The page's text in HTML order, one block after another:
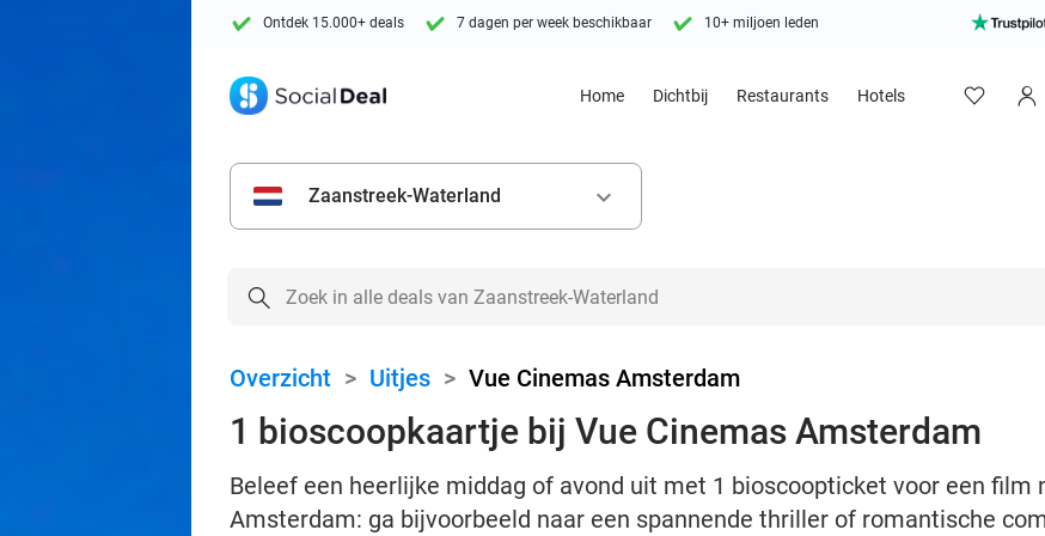
Ontdek 15.000+ deals 7 dagen per week beschikbaar 10+ miljoen leden
Home Dichtbij Restaurants Hotels
Zaanstreek-Waterland keyboard_arrow_down
Overzicht > Uitjes > Vue Cinemas Amsterdam
1 bioscoopkaartje bij Vue Cinemas Amsterdam
Beleef een heerlijke middag of avond uit met 1 bioscoopticket voor een film
Amsterdam: ga bijvoorbeeld naar een spannende thriller of romantische